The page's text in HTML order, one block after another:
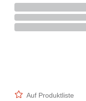
Auf Produktliste